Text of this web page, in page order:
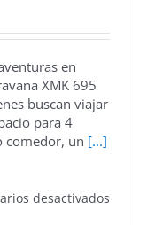
en
XMK 695
buscan viajar
para 4
comedor, un [...]
desactivados